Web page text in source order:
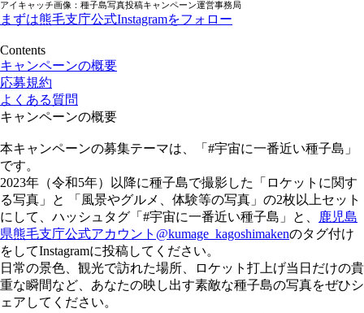
アイキャッチ画像：種子島写真投稿キャンペーン運営事務局
まずは熊毛支庁公式Instagramをフォロー
Contents
キャンペーンの概要
応募規約
よくある質問
キャンペーンの概要
本キャンペーンの募集テーマは、「#宇宙に一番近い種子島」
です。
2023年（令和5年）以降に種子島で撮影した「ロケットに関す
る写真」と 「風景やグルメ、体験等の写真」の2枚以上セット
にして、ハッシュタグ「#宇宙に一番近い種子島」と、
鹿児島
県熊毛支庁公式アカウント@kumage_kagoshimakenのタグ付け
をしてInstagramに投稿してください。
日常の景色、観光で訪れた場所、ロケット打上げ当日だけの貴
重な瞬間など、あなたの映し出す素敵な種子島の写真をぜひシ
ェアしてください。